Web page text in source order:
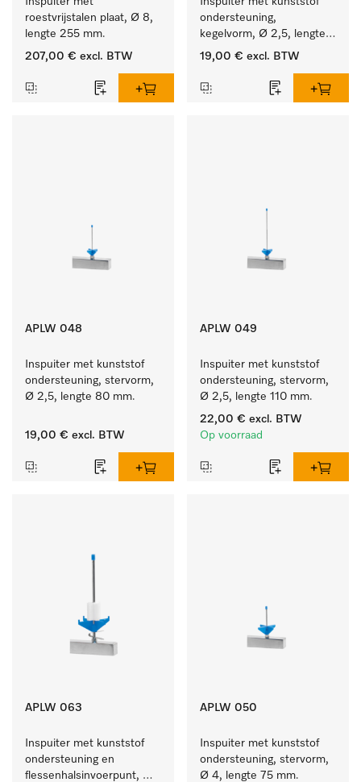
roestvrijstalen plaat, Ø 8,
lengte 255 mm.
207,00 € excl. BTW
ondersteuning,
kegelvorm, Ø 2,5, lengte
50 mm.
19,00 € excl. BTW
APLW 048
Inspuiter met kunststof
ondersteuning, stervorm,
Ø 2,5, lengte 80 mm.
19,00 € excl. BTW
APLW 049
Inspuiter met kunststof
ondersteuning, stervorm,
Ø 2,5, lengte 110 mm.
22,00 € excl. BTW
Op voorraad
APLW 063
Inspuiter met kunststof
ondersteuning en
flessenhalsinvoerpunt,
APLW 050
Inspuiter met kunststof
ondersteuning, stervorm,
Ø 4, lengte 75 mm.